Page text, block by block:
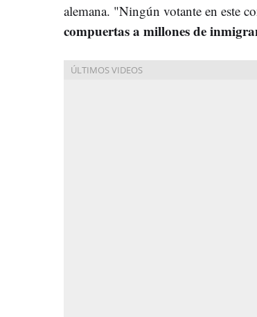
alemana. "Ningún votante en este
compuertas a millones de